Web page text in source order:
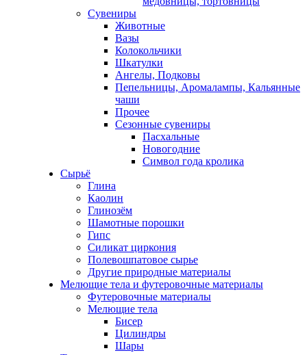
Сувениры
Животные
Вазы
Колокольчики
Шкатулки
Ангелы, Подковы
Пепельницы, Аромалампы, Кальянные
чаши
Прочее
Сезонные сувениры
Пасхальные
Новогодние
Символ года кролика
Сырьё
Глина
Каолин
Глинозём
Шамотные порошки
Гипс
Силикат циркония
Полевошпатовое сырье
Другие природные материалы
Мелющие тела и футеровочные материалы
Футеровочные материалы
Мелющие тела
Бисер
Цилиндры
Шары